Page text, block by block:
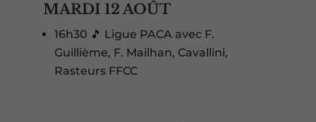
MARDI 12 AOÛT
16h30 🎵 Ligue PACA avec F.
Guillième, F. Mailhan, Cavallini,
Rasteurs FFCC